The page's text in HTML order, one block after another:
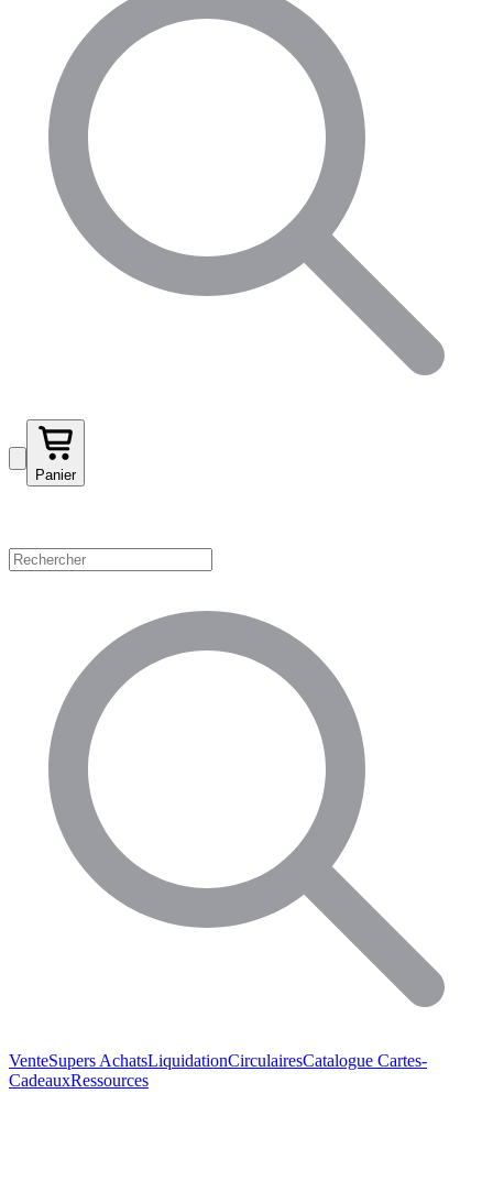
Panier
VenteSupers AchatsLiquidationCirculairesCatalogue Cartes-
CadeauxRessources